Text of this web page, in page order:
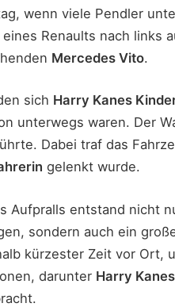
wenn viele Pendler
eines Renaults nach links
Mercedes Vito.
sich Harry Kanes
unterwegs waren. Der
Dabei traf das
gelenkt wurde.
Aufpralls entstand nicht
sondern auch ein
kürzester Zeit vor Ort,
darunter Harry